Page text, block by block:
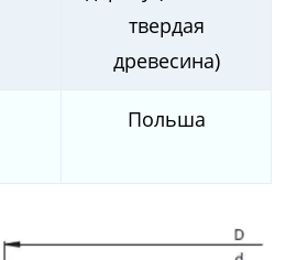
твердая
древесина)
Польша